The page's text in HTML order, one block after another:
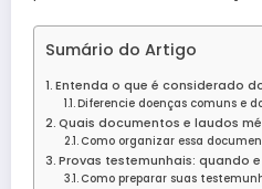
Sumário do Artigo
Entenda o que é considerado
Diferencie doenças comuns e
Quais documentos e laudos
Como organizar essa
Provas testemunhais: quando
Como preparar suas